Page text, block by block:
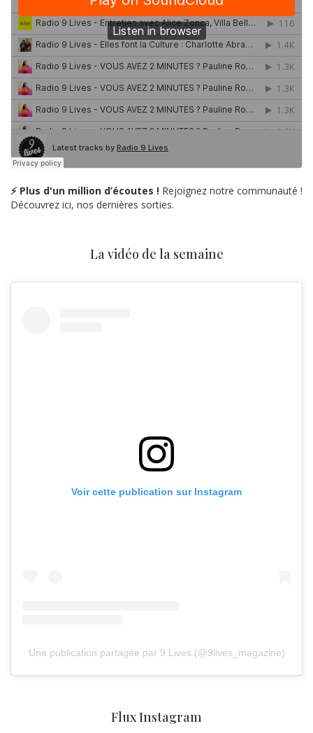
⚡ Plus d'un million d’écoutes ! Rejoignez notre communauté !
Découvrez ici, nos dernières sorties.
La vidéo de la semaine
Voir cette publication sur Instagram
Une publication partagée par 9 Lives (@9lives_magazine)
Flux Instagram